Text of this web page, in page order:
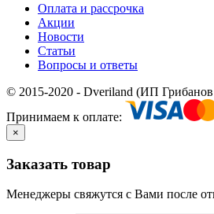
Оплата и рассрочка
Акции
Новости
Статьи
Вопросы и ответы
© 2015-2020 - Dveriland (ИП
Принимаем к оплате:
×
Заказать товар
Менеджеры свяжутся с Вами после